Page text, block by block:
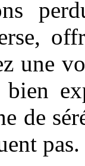
une
bien
de
pas.